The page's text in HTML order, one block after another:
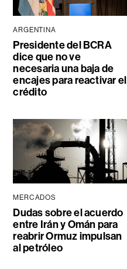
ARGENTINA
Presidente del BCRA
dice que no ve
necesaria una baja de
encajes para reactivar el
crédito
MERCADOS
Dudas sobre el acuerdo
entre Irán y Omán para
reabrir Ormuz impulsan
al petróleo